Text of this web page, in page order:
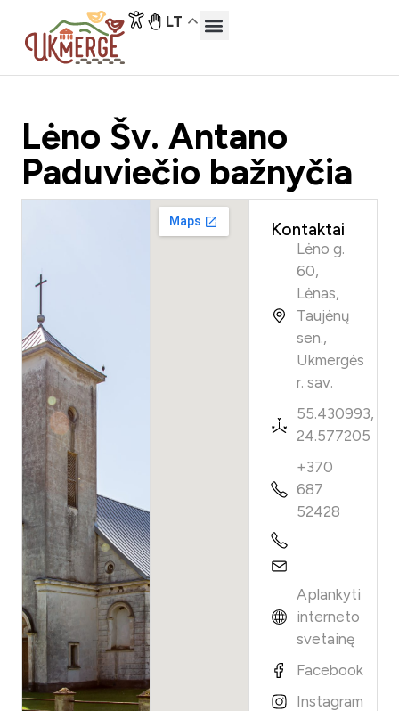
LT
Lėno Šv. Antano
Paduviečio bažnyčia
Kontaktai
Lėno g.
60,
Lėnas,
Taujėnų
sen.,
Ukmergės
r. sav.
55.430993,
24.577205
+370
687
52428
Aplankyti
interneto
svetainę
Facebook
Instagram